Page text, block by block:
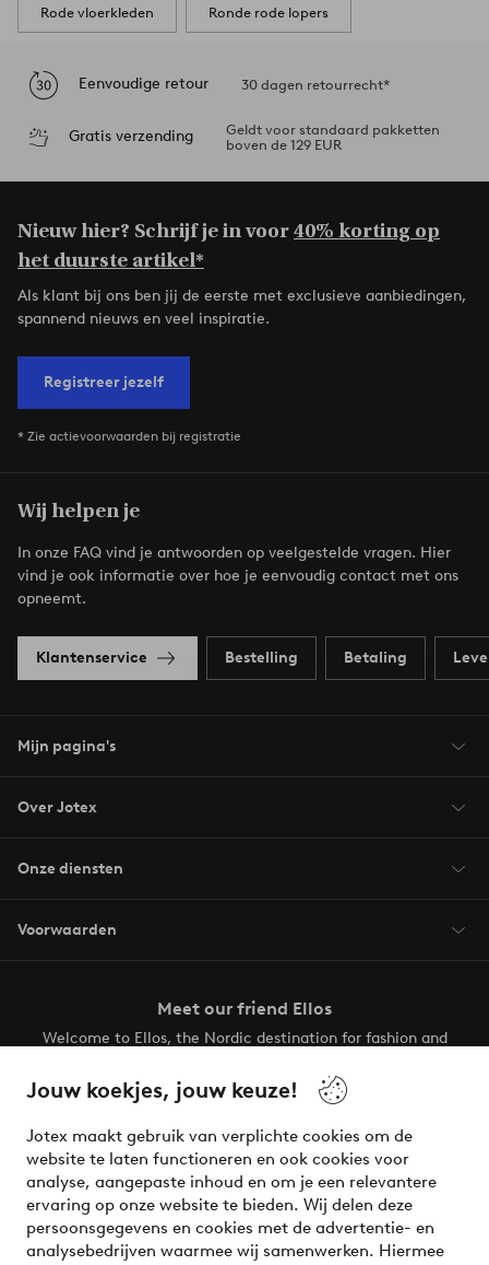
Jouw koekjes, jouw keuze!
Jotex maakt gebruik van verplichte cookies om de
website te laten functioneren en ook cookies voor
analyse, aangepaste inhoud en om je een relevantere
ervaring op onze website te bieden. Wij delen deze
persoonsgegevens en cookies met de advertentie- en
analysebedrijven waarmee wij samenwerken. Hiermee
Rode vloerkleden Ronde rode lopers
Eenvoudige retour 30 dagen retourrecht*
Gratis verzending
Geldt voor standaard pakketten
boven de 129 EUR
Nieuw hier? Schrijf je in voor40% korting op
het duurste artikel*
Als klant bij ons ben jij de eerste met exclusieve aanbiedingen,
spannend nieuws en veel inspiratie.
Registreer jezelf
* Zie actievoorwaarden bij registratie
Wij helpen je
In onze FAQ vind je antwoorden op veelgestelde vragen. Hier
vind je ook informatie over hoe je eenvoudig contact met ons
opneemt.
Klantenservice Bestelling Betaling
Mijn pagina's
Over Jotex
Onze diensten
Voorwaarden
Meet our friend Ellos
Welcome to Ellos, the Nordic destination for fashion and
your wardrobe. Your next inspiring look is here!
Veilig betalen - Nu betalen of opsplitsen